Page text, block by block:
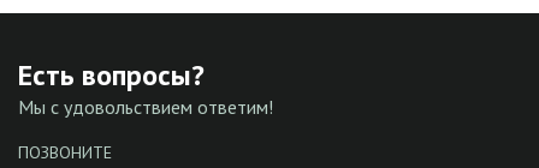
Есть вопросы?
Мы с удовольствием ответим!
ПОЗВОНИТЕ